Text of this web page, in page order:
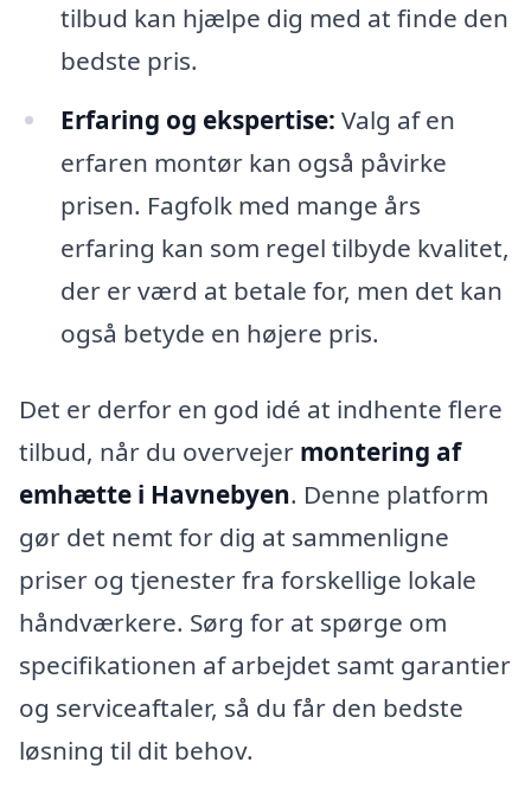
tilbud kan hjælpe dig med at finde den
bedste pris.
Erfaring og ekspertise: Valg af en
erfaren montør kan også påvirke
prisen. Fagfolk med mange års
erfaring kan som regel tilbyde kvalitet,
der er værd at betale for, men det kan
også betyde en højere pris.
Det er derfor en god idé at indhente flere
tilbud, når du overvejer montering af
emhætte i Havnebyen. Denne platform
gør det nemt for dig at sammenligne
priser og tjenester fra forskellige lokale
håndværkere. Sørg for at spørge om
specifikationen af arbejdet samt garantier
og serviceaftaler, så du får den bedste
løsning til dit behov.